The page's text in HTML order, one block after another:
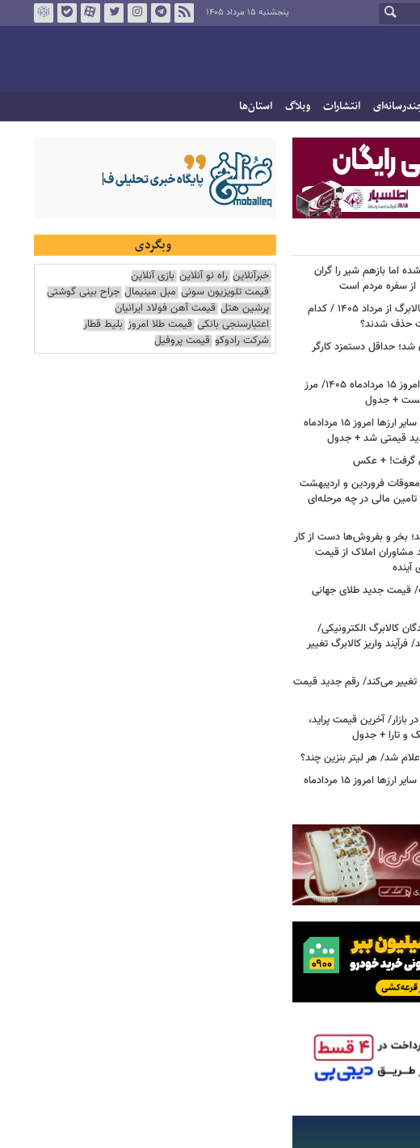
پنجشنبه ۱۵ مرداد ۱۴۰۵
انتشارات وبلاگ استان‌ها
اما بازهم شیر را گران
از سفره مردم است
آغاز قطع یارانه نقدی و کالابرگ از مرداد ۱۴۰۵ / کدام
حذف شدند؟
حداقل دستمزد کارگر
قیمت جدید طلا و سکه امروز ۱۵ مردادماه ۱۴۰۵/ مرز
+ جدول
قیمت جدید دلار، یورو و سایر ارزها امروز ۱۵ مردادماه
گرفت! + عکس
فروردین و اردیبهشت
تامین مالی در چه مرحله‌ای
بخر و بفروش‌ها دست از کار
املاک از قیمت
جدید طلای جهانی
کالابرگ الکترونیکی/
واریز کالابرگ تغییر
تغییر می‌کند/ رقم جدید قیمت
آخرین قیمت پراید،
و تارا + جدول
شد/ هر لیتر بنزین چند؟
قیمت جدید دلار، یورو و سایر ارزها امروز ۱۵ مردادماه
وبگردی
خبرآنلاین راه نو آنلاین بازی آنلاین
قیمت تلویزیون سونی مبل مینیمال جراح بینی گوشتی
پرشین هتل قیمت آهن فولاد ایرانیان
اعتبارسنجی بانکی قیمت طلا امروز بلیط قطار
شرکت رادوکو قیمت پروفیل